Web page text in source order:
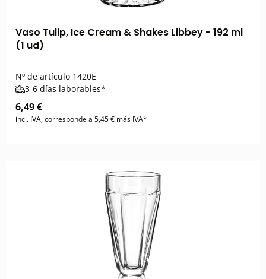
Vaso Tulip, Ice Cream & Shakes Libbey - 192 ml
(1 ud)
Nº de artículo 1420E
3-6 días laborables*
6,49 €
incl. IVA, corresponde a 5,45 € más IVA*